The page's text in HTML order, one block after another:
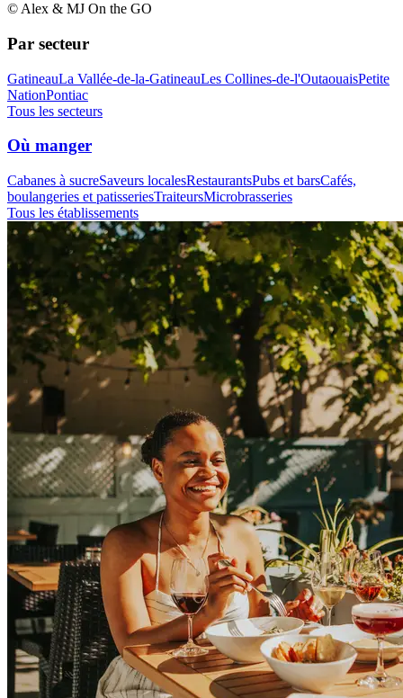
© Alex & MJ On the GO
Par secteur
GatineauLa Vallée-de-la-GatineauLes Collines-de-l'OutaouaisPetite
NationPontiac
Tous les secteurs
Où manger
Cabanes à sucreSaveurs localesRestaurantsPubs et barsCafés,
boulangeries et patisseriesTraiteursMicrobrasseries
Tous les établissements